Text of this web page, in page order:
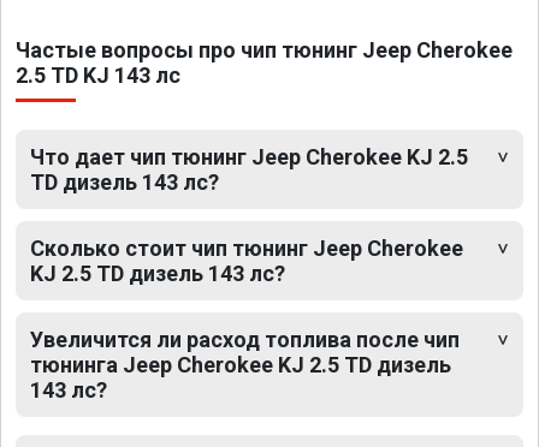
Частые вопросы про чип тюнинг Jeep Cherokee
2.5 TD KJ 143 лс
Что дает чип тюнинг Jeep Cherokee KJ 2.5
TD дизель 143 лс?
Сколько стоит чип тюнинг Jeep Cherokee
KJ 2.5 TD дизель 143 лс?
Увеличится ли расход топлива после чип
тюнинга Jeep Cherokee KJ 2.5 TD дизель
143 лс?